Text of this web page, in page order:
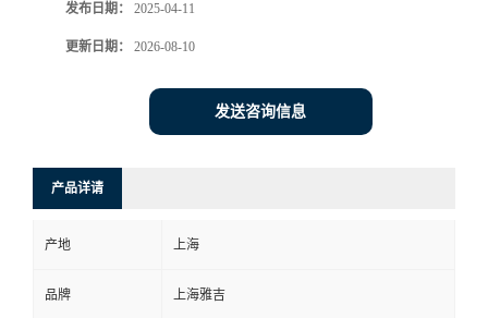
发布日期： 2025-04-11
更新日期： 2026-08-10
发送咨询信息
产品详请
产地 上海
品牌 上海雅吉